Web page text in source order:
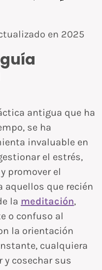
en 2025
antigua que ha
se ha
invaluable en
el estrés,
promover el
aquellos que recién
la meditación,
o confuso al
la orientación
cualquiera
y cosechar sus